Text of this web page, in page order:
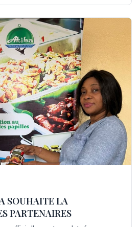
SOUHAITE LA
PARTENAIRES